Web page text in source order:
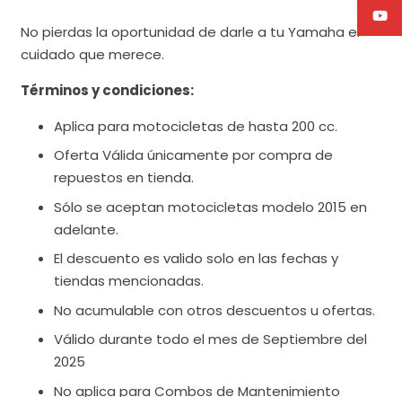
No pierdas la oportunidad de darle a tu Yamaha el
cuidado que merece.
Términos y condiciones:
Aplica para motocicletas de hasta 200 cc.
Oferta Válida únicamente por compra de
repuestos en tienda.
Sólo se aceptan motocicletas modelo 2015 en
adelante.
El descuento es valido solo en las fechas y
tiendas mencionadas.
No acumulable con otros descuentos u ofertas.
Válido durante todo el mes de Septiembre del
2025
No aplica para Combos de Mantenimiento